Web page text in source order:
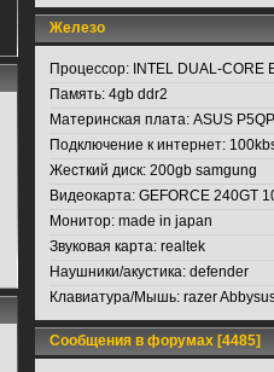
Железо
Процессор: INTEL DUAL-CORE
Память: 4gb ddr2
Материнская плата: ASUS
Подключение к интернет:
Жесткий диск: 200gb samgung
Видеокарта: GEFORCE 240GT
Монитор: made in japan
Звуковая карта: realtek
Наушники/акустика: defender
Клавиатура/Мышь: razer
Сообщения в форумах [4485]